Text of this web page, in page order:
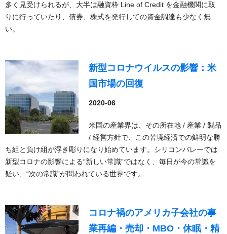
多く見受けられるが、大半は融資枠 Line of Credit を金融機関に取
りに行っていたり、債券、株式を発行しての資金調達も少なく無
い。
新型コロナウイルスの影響：米
国市場の回復
2020-06
米国の産業界は、その所在地 / 産業 / 製品
/ 経営方針で、この苦境経済での鮮明な勝
ち組と負け組が浮き彫りになり始めています。シリコンバレーでは
新型コロナの影響による“新しい常識”ではなく、毎日が今の常識を
疑い、“次の常識”が問われている世界です。
コロナ禍のアメリカ子会社の事
業再編・売却・MBO・休眠・精